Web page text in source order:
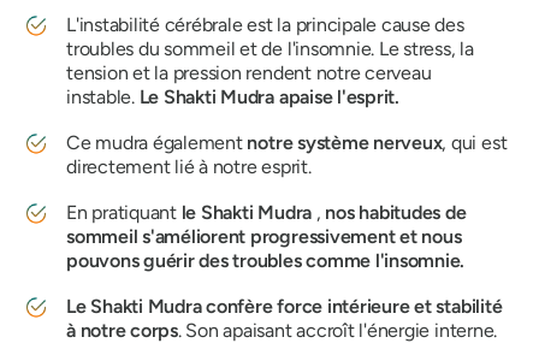
L'instabilité cérébrale est la principale cause des
troubles du sommeil et de l'insomnie. Le stress, la
tension et la pression rendent notre cerveau
instable. Le Shakti Mudra apaise l'esprit.
Ce mudra également notre système nerveux, qui est
directement lié à notre esprit.
En pratiquant le Shakti Mudra , nos habitudes de
sommeil s'améliorent progressivement et nous
pouvons guérir des troubles comme l'insomnie.
Le Shakti Mudraconfère force intérieure et stabilité
à notre corps. Sonapaisantaccroît l'énergie interne.